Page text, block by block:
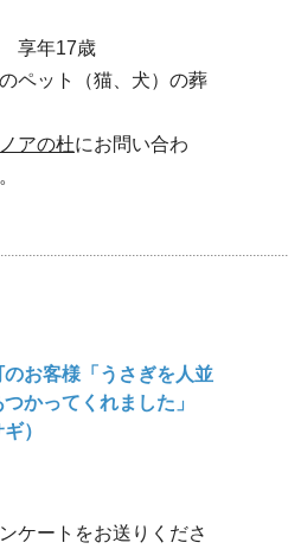
享年17歳
ペット（猫、犬）の葬
アの杜にお問い合わ
のお客様「うさぎを人並
かってくれました」
）
ケートをお送りくださ